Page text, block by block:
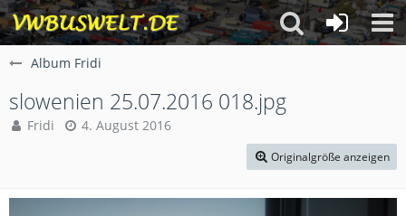
Album Fridi
slowenien 25.07.2016 018.jpg
Fridi 4. August 2016
Originalgröße anzeigen